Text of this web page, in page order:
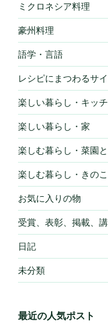
ミクロネシア料理
豪州料理
語学・言語
レシピにまつわるサ
楽しい暮らし・キッ
楽しい暮らし・家
楽しむ暮らし・菜園
楽しむ暮らし・きの
お気に入りの物
受賞、表彰、掲載、
日記
未分類
最近の人気ポスト